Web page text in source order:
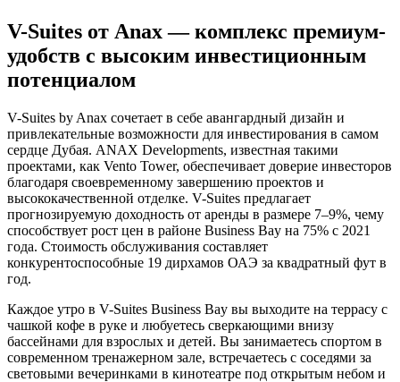
V-Suites от Anax — комплекс премиум-
удобств с высоким инвестиционным
потенциалом
V-Suites by Anax сочетает в себе авангардный дизайн и
привлекательные возможности для инвестирования в самом
сердце Дубая. ANAX Developments, известная такими
проектами, как Vento Tower, обеспечивает доверие инвесторов
благодаря своевременному завершению проектов и
высококачественной отделке. V-Suites предлагает
прогнозируемую доходность от аренды в размере 7–9%, чему
способствует рост цен в районе Business Bay на 75% с 2021
года. Стоимость обслуживания составляет
конкурентоспособные 19 дирхамов ОАЭ за квадратный фут в
год.
Каждое утро в V-Suites Business Bay вы выходите на террасу с
чашкой кофе в руке и любуетесь сверкающими внизу
бассейнами для взрослых и детей. Вы занимаетесь спортом в
современном тренажерном зале, встречаетесь с соседями за
световыми вечеринками в кинотеатре под открытым небом и